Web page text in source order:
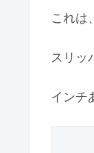
これは
スリッ
インチ